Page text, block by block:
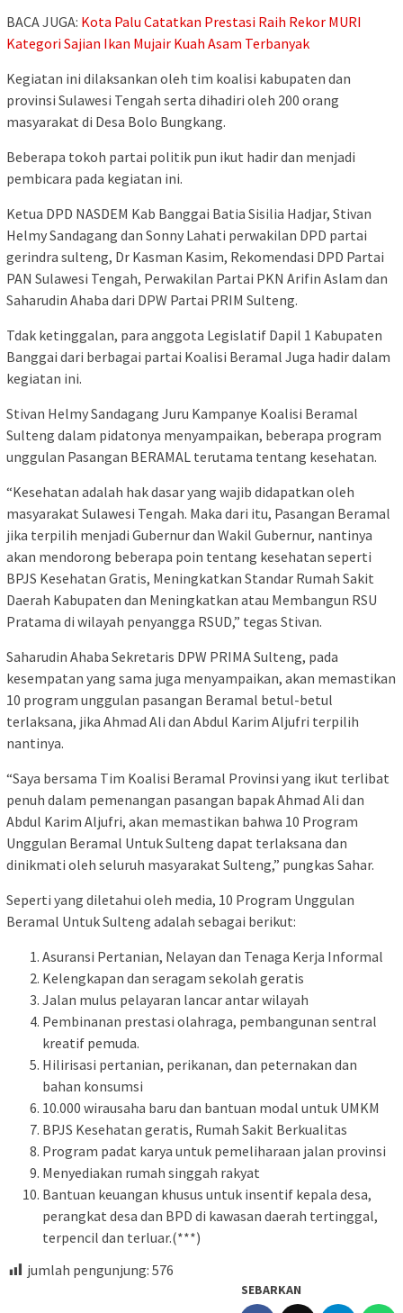
BACA JUGA: Kota Palu Catatkan Prestasi Raih Rekor MURI
Kategori Sajian Ikan Mujair Kuah Asam Terbanyak
Kegiatan ini dilaksankan oleh tim koalisi kabupaten dan
provinsi Sulawesi Tengah serta dihadiri oleh 200 orang
masyarakat di Desa Bolo Bungkang.
Beberapa tokoh partai politik pun ikut hadir dan menjadi
pembicara pada kegiatan ini.
Ketua DPD NASDEM Kab Banggai Batia Sisilia Hadjar, Stivan
Helmy Sandagang dan Sonny Lahati perwakilan DPD partai
gerindra sulteng, Dr Kasman Kasim, Rekomendasi DPD Partai
PAN Sulawesi Tengah, Perwakilan Partai PKN Arifin Aslam dan
Saharudin Ahaba dari DPW Partai PRIM Sulteng.
Tdak ketinggalan, para anggota Legislatif Dapil 1 Kabupaten
Banggai dari berbagai partai Koalisi Beramal Juga hadir dalam
kegiatan ini.
Stivan Helmy Sandagang Juru Kampanye Koalisi Beramal
Sulteng dalam pidatonya menyampaikan, beberapa program
unggulan Pasangan BERAMAL terutama tentang kesehatan.
“Kesehatan adalah hak dasar yang wajib didapatkan oleh
masyarakat Sulawesi Tengah. Maka dari itu, Pasangan Beramal
jika terpilih menjadi Gubernur dan Wakil Gubernur, nantinya
akan mendorong beberapa poin tentang kesehatan seperti
BPJS Kesehatan Gratis, Meningkatkan Standar Rumah Sakit
Daerah Kabupaten dan Meningkatkan atau Membangun RSU
Pratama di wilayah penyangga RSUD,” tegas Stivan.
Saharudin Ahaba Sekretaris DPW PRIMA Sulteng, pada
kesempatan yang sama juga menyampaikan, akan memastikan
10 program unggulan pasangan Beramal betul-betul
terlaksana, jika Ahmad Ali dan Abdul Karim Aljufri terpilih
nantinya.
“Saya bersama Tim Koalisi Beramal Provinsi yang ikut terlibat
penuh dalam pemenangan pasangan bapak Ahmad Ali dan
Abdul Karim Aljufri, akan memastikan bahwa 10 Program
Unggulan Beramal Untuk Sulteng dapat terlaksana dan
dinikmati oleh seluruh masyarakat Sulteng,” pungkas Sahar.
Seperti yang diletahui oleh media, 10 Program Unggulan
Beramal Untuk Sulteng adalah sebagai berikut:
Asuransi Pertanian, Nelayan dan Tenaga Kerja Informal
Kelengkapan dan seragam sekolah geratis
Jalan mulus pelayaran lancar antar wilayah
Pembinanan prestasi olahraga, pembangunan sentral
kreatif pemuda.
Hilirisasi pertanian, perikanan, dan peternakan dan
bahan konsumsi
10.000 wirausaha baru dan bantuan modal untuk UMKM
BPJS Kesehatan geratis, Rumah Sakit Berkualitas
Program padat karya untuk pemeliharaan jalan provinsi
Menyediakan rumah singgah rakyat
Bantuan keuangan khusus untuk insentif kepala desa,
perangkat desa dan BPD di kawasan daerah tertinggal,
terpencil dan terluar.(***)
jumlah pengunjung: 576
SEBARKAN